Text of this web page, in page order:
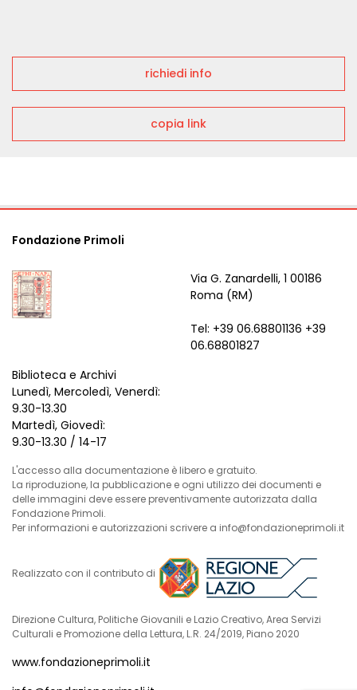
richiedi info
copia link
Fondazione Primoli
Via G. Zanardelli, 1 00186
Roma (RM)
Tel: +39 06.68801136 +39
06.68801827
Biblioteca e Archivi
Lunedì, Mercoledì, Venerdì:
9.30-13.30
Martedì, Giovedì:
9.30-13.30 / 14-17
L'accesso alla documentazione è libero e gratuito.
La riproduzione, la pubblicazione e ogni utilizzo dei documenti e
delle immagini deve essere preventivamente autorizzata dalla
Fondazione Primoli.
Per informazioni e autorizzazioni scrivere a info@fondazioneprimoli.it
Realizzato con il contributo di
Direzione Cultura, Politiche Giovanili e Lazio Creativo, Area Servizi
Culturali e Promozione della Lettura, L.R. 24/2019, Piano 2020
www.fondazioneprimoli.it